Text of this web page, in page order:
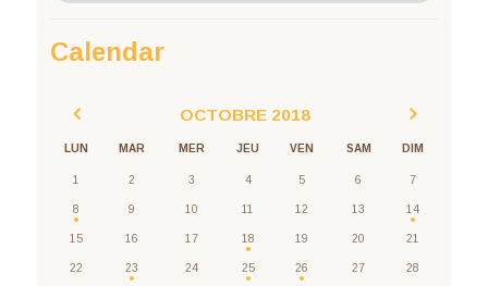
Calendar
OCTOBRE 2018
LUN MAR MER JEU VEN SAM DIM
1 2 3 4 5 6 7
8 9 10 11 12 13 14
15 16 17 18 19 20 21
22 23 24 25 26 27 28